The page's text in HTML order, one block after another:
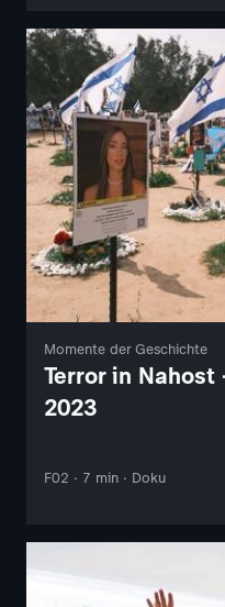
Momente der Geschichte
Terror in
2023
F02 · 7 min · Doku